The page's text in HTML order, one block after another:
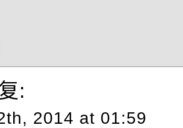
:
2014 at 01:59